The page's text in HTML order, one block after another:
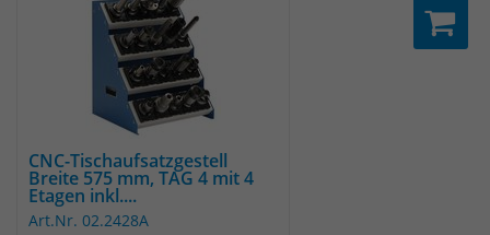
CNC-Tischaufsatzgestell
Breite 575 mm, TAG 4 mit 4
Etagen inkl....
Art.Nr. 02.2428A
um Besucher-, Sitzungs- und
Kampagnendaten zu berechnen und
die Nutzung der Website für den
Analysebericht der Website zu
verfolgen. Die Cookies speichern
Informationen anonym und weisen
eine randoly generierte Nummer zu,
um eindeutige Besucher zu